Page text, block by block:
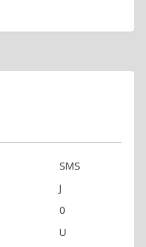
SMS
J
0
U